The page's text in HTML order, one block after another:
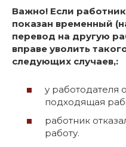
Важно! Если
показан временный
перевод на другую
вправе уволить
следующих случаев,:
у работодателя
подходящая
работник
работу.